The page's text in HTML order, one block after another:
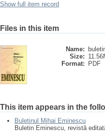
Show full item record
Files in this item
Name:
Size:
Format:
PDF
This item appears in the
Buletinul Mihai Eminescu
Buletin Eminescu, revistă